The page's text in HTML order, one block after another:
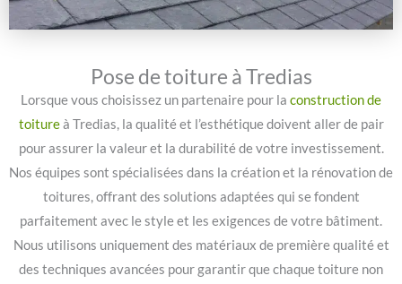
Pose de toiture à Tredias
Lorsque vous choisissez un partenaire pour la construction de
toitureà Tredias, la qualité et l’esthétique doivent aller de pair
pour assurer la valeur et la durabilité de votre investissement.
Nos équipes sont spécialisées dans la création et la rénovation de
toitures, offrant des solutions adaptées qui se fondent
parfaitement avec le style et les exigences de votre bâtiment.
Nous utilisons uniquement des matériaux de première qualité et
des techniques avancées pour garantir que chaque toiture non